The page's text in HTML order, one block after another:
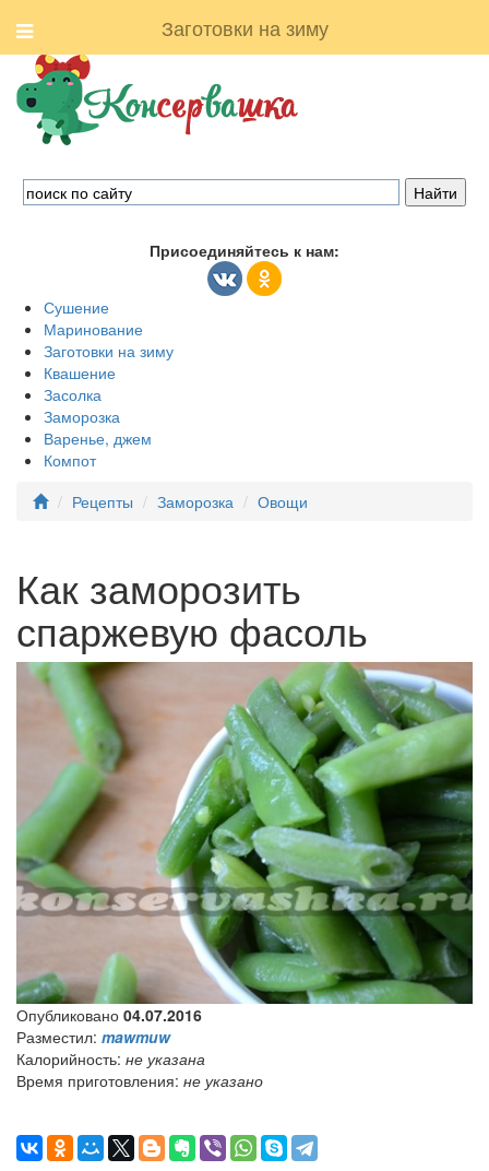
Заготовки на зиму
Присоединяйтесь к нам:
Сушение
Маринование
Заготовки на зиму
Квашение
Засолка
Заморозка
Варенье, джем
Компот
Рецепты
Заморозка Овощи
Как заморозить
спаржевую фасоль
Опубликовано 04.07.2016
Разместил: mawmuw
Калорийность: не указана
Время приготовления: не указано